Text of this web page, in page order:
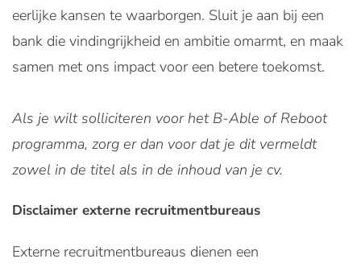
eerlijke kansen te waarborgen. Sluit je aan bij een
bank die vindingrijkheid en ambitie omarmt, en maak
samen met ons impact voor een betere toekomst.
Als je wilt solliciteren voor het B-Able of Reboot
programma, zorg er dan voor dat je dit vermeldt
zowel in de titel als in de inhoud van je cv.
Disclaimer externe recruitmentbureaus
Externe recruitmentbureaus dienen een